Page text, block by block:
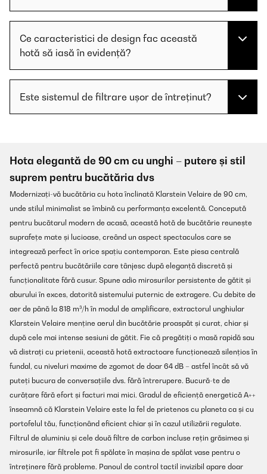
Ce caracteristici de design fac această
hotă să iasă în evidență?
Este sistemul de filtrare ușor de întreținut?
Hota elegantă de 90 cm cu unghi – putere și stil
suprem pentru bucătăria dvs
Modernizați-vă bucătăria cu hota înclinată Klarstein Velaire de 90 cm,
unde stilul minimalist se îmbină cu performanța excelentă. Concepută
pentru bucătarul modern de acasă, această hotă de bucătărie reunește
suprafețe mate și lucioase, creând un aspect spectaculos care se
integrează perfect în orice spațiu contemporan. Este piesa centrală
perfectă pentru bucătăriile care tânjesc după eleganță discretă și
funcționalitate fără cusur. Spune adio mirosurilor persistente de gătit și
aburului în exces, datorită sistemului puternic de extragere. Cu debite de
aer de până la 818 m³/h în modul de amplificare, extractorul unghiular
Klarstein Velaire menține aerul din bucătărie proaspăt și curat, chiar și
după cele mai intense sesiuni de gătit. Fie că pregătiți o masă rapidă sau
vă distrați cu prietenii, această hotă extractoare funcționează silențios în
fundal, cu niveluri maxime de zgomot de doar 64 dB – astfel încât să vă
puteți bucura de conversațiile dvs. fără întrerupere. Bucură-te de
curățare fără efort și facturi mai mici. Gradul de eficiență energetică A++
înseamnă că Klarstein Velaire este la fel de prietenos cu planeta ca și cu
portofelul tău, funcționând eficient chiar și în cazul utilizării regulate.
Filtrul de aluminiu și cele două filtre de carbon incluse rețin grăsimea și
mirosurile, iar filtrele pot fi spălate în mașina de spălat vase pentru o
întreținere fără probleme. Panoul de control tactil invizibil apare doar